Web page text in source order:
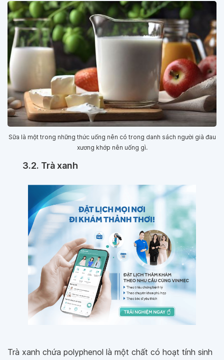
Sữa là một trong những thức uống nên có trong danh sách người già đau
xương khớp nên uống gì.
3.2. Trà xanh
Trà xanh chứa polyphenol là một chất có hoạt tính sinh